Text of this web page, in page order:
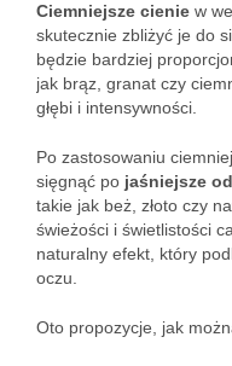
Ciemniejsze cienie w
skutecznie zbliżyć je do
będzie bardziej
jak brąz, granat czy
głębi i intensywności.
Po zastosowaniu
sięgnąć po jaśniejsze
takie jak beż, złoto czy
świeżości i świetlistości
naturalny efekt, który
oczu.
Oto propozycje, jak